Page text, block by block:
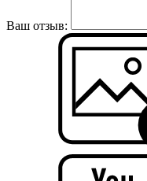
Ваш отзыв: